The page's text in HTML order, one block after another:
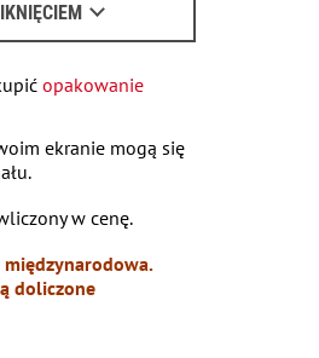
ostatnia pozycja
ostatnia pozycja
tu.
opakowanie
ekranie mogą się
w cenę.
doliczone